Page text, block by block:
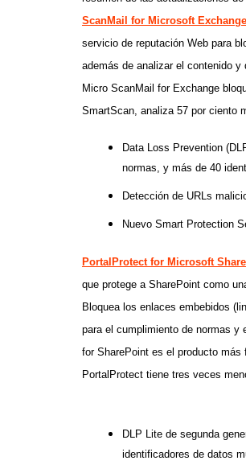
ScanMail for Microsoft
servicio de reputación Web para
además de analizar el contenido
Micro ScanMail for Exchange
SmartScan, analiza 57 por ciento
Data Loss Prevention
normas, y más de 40
Detección de URLs
Nuevo Smart Protection
PortalProtect for Microsoft
que protege a SharePoint como
Bloquea los enlaces embebidos
para el cumplimiento de normas y
for SharePoint es el producto más
PortalProtect tiene tres veces
DLP Lite de segunda
identificadores de datos